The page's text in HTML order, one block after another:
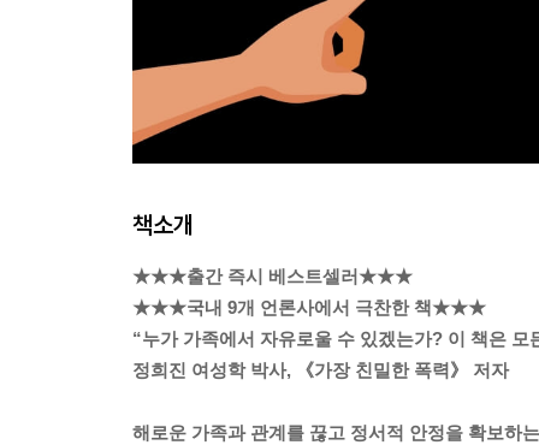
책소개
★★★출간 즉시 베스트셀러★★★
★★★국내 9개 언론사에서 극찬한 책★★★
“누가 가족에서 자유로울 수 있겠는가? 이 책은 모
정희진 여성학 박사, 《가장 친밀한 폭력》 저자
해로운 가족과 관계를 끊고 정서적 안정을 확보하